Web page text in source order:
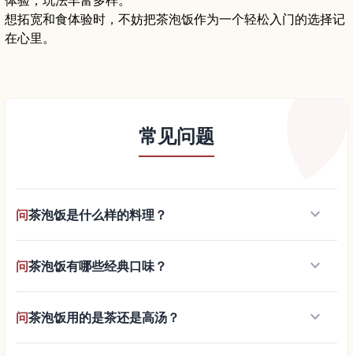
想拓宽和食体验时，不妨把茶泡饭作为一个轻松入门的选择记
在心里。
常见问题
问茶泡饭是什么样的料理？ keyboard_arrow_down
问茶泡饭有哪些经典口味？ keyboard_arrow_down
问茶泡饭用的是茶还是高汤？ keyboard_arrow_down